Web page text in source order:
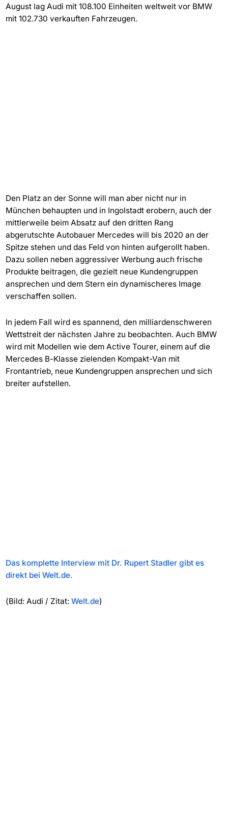
August lag Audi mit 108.100 Einheiten weltweit vor BMW
mit 102.730 verkauften Fahrzeugen.
Den Platz an der Sonne will man aber nicht nur in
München behaupten und in Ingolstadt erobern, auch der
mittlerweile beim Absatz auf den dritten Rang
abgerutschte Autobauer Mercedes will bis 2020 an der
Spitze stehen und das Feld von hinten aufgerollt haben.
Dazu sollen neben aggressiver Werbung auch frische
Produkte beitragen, die gezielt neue Kundengruppen
ansprechen und dem Stern ein dynamischeres Image
verschaffen sollen.
In jedem Fall wird es spannend, den milliardenschweren
Wettstreit der nächsten Jahre zu beobachten. Auch BMW
wird mit Modellen wie dem Active Tourer, einem auf die
Mercedes B-Klasse zielenden Kompakt-Van mit
Frontantrieb, neue Kundengruppen ansprechen und sich
breiter aufstellen.
Das komplette Interview mit Dr. Rupert Stadler gibt es
direkt bei Welt.de.
(Bild: Audi / Zitat: Welt.de)